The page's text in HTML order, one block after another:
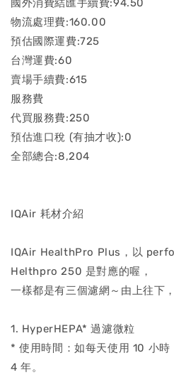
物流處理費:160.00
預估國際運費:725
台灣運費:60
賣場手續費:615
服務費
代買服務費:250
預估進口稅 (有抽才收):0
全部總合:8,204
IQAir 耗材介紹
IQAir HealthPro Plus，以
Helthpro 250 是對應的喔，
一樣都是有三個濾網～由上往下
1. HyperHEPA* 過濾微粒
* 使用時間：如每天使用 10 小
4 年。